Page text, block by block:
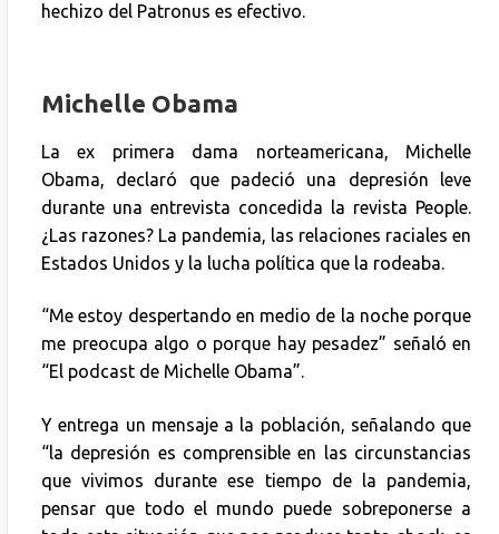
hechizo del Patronus es efectivo.
Michelle Obama
La ex primera dama norteamericana, Michelle
Obama, declaró que padeció una depresión leve
durante una entrevista concedida la revista People.
¿Las razones? La pandemia, las relaciones raciales en
Estados Unidos y la lucha política que la rodeaba.
“Me estoy despertando en medio de la noche porque
me preocupa algo o porque hay pesadez” señaló en
“El podcast de Michelle Obama”.
Y entrega un mensaje a la población, señalando que
“la depresión es comprensible en las circunstancias
que vivimos durante ese tiempo de la pandemia,
pensar que todo el mundo puede sobreponerse a